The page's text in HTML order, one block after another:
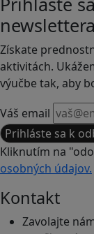
newslettera
Získate
aktivitách.
výučbe tak, aby
Váš email
Prihláste sa k
Kliknutím na
osobných údajov.
Kontakt
Zavolajte